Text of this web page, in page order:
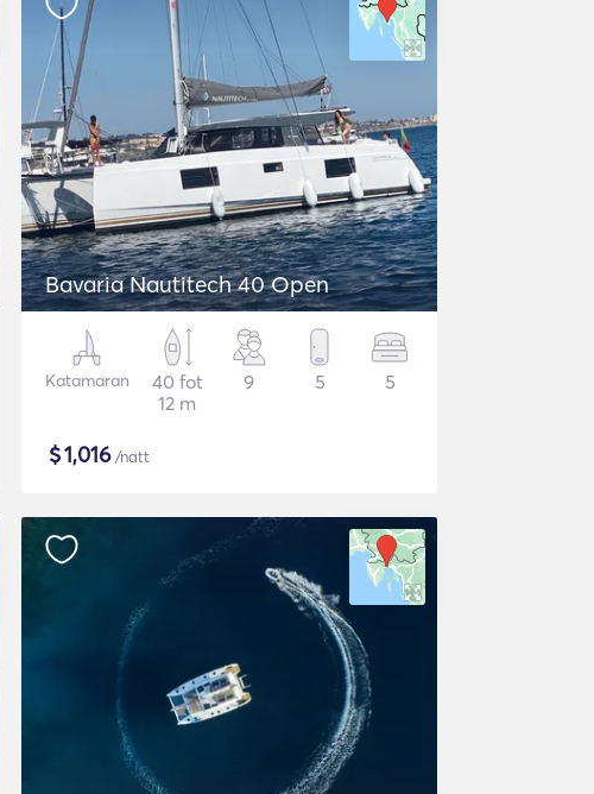
Bavaria Nautitech 40 Open
Katamaran
40 fot
12 m
9 5 5
$1,016/natt